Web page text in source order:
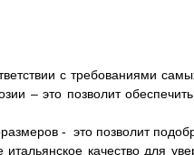
с требованиями
– это позволит
- это позволит
качество для